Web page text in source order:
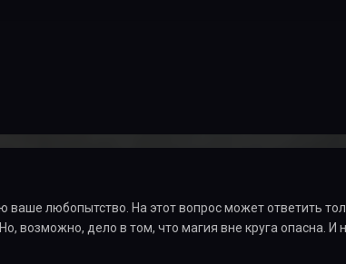
ваше любопытство. На этот вопрос может ответить
возможно, дело в том, что магия вне круга опасна.